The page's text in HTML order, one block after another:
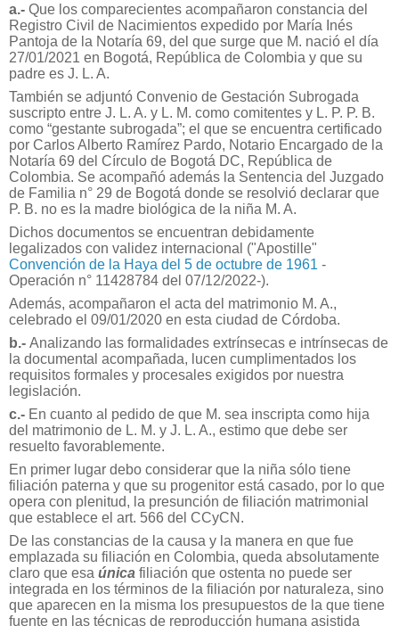
a.- Que los comparecientes acompañaron constancia del
Registro Civil de Nacimientos expedido por María Inés
Pantoja de la Notaría 69, del que surge que M. nació el día
27/01/2021 en Bogotá, República de Colombia y que su
padre es J. L. A.
También se adjuntó Convenio de Gestación Subrogada
suscripto entre J. L. A. y L. M. como comitentes y L. P. P. B.
como “gestante subrogada”; el que se encuentra certificado
por Carlos Alberto Ramírez Pardo, Notario Encargado de la
Notaría 69 del Círculo de Bogotá DC, República de
Colombia. Se acompañó además la Sentencia del Juzgado
de Familia n° 29 de Bogotá donde se resolvió declarar que
P. B. no es la madre biológica de la niña M. A.
Dichos documentos se encuentran debidamente
legalizados con validez internacional ("Apostille"
Convención de la Haya del 5 de octubre de 1961 -
Operación n° 11428784 del 07/12/2022-).
Además, acompañaron el acta del matrimonio M. A.,
celebrado el 09/01/2020 en esta ciudad de Córdoba.
b.- Analizando las formalidades extrínsecas e intrínsecas de
la documental acompañada, lucen cumplimentados los
requisitos formales y procesales exigidos por nuestra
legislación.
c.- En cuanto al pedido de que M. sea inscripta como hija
del matrimonio de L. M. y J. L. A., estimo que debe ser
resuelto favorablemente.
En primer lugar debo considerar que la niña sólo tiene
filiación paterna y que su progenitor está casado, por lo que
opera con plenitud, la presunción de filiación matrimonial
que establece el art. 566 del CCyCN.
De las constancias de la causa y la manera en que fue
emplazada su filiación en Colombia, queda absolutamente
claro que esa única filiación que ostenta no puede ser
integrada en los términos de la filiación por naturaleza, sino
que aparecen en la misma los presupuestos de la que tiene
fuente en las técnicas de reproducción humana asistida